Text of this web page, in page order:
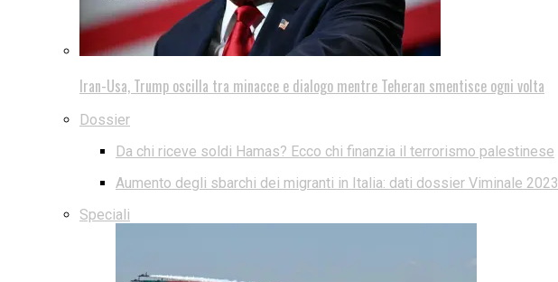
Iran-Usa, Trump oscilla tra minacce e dialogo mentre Teheran smentisce ogni volta
Dossier
Da chi riceve soldi Hamas? Ecco chi finanzia il terrorismo palestinese
Aumento degli sbarchi dei migranti in Italia: dati dossier Viminale 2023
Speciali